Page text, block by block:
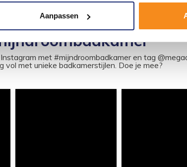
Aanpassen
met #mijndroombadkamer en tag
vol met unieke badkamerstijlen. Doe je mee?